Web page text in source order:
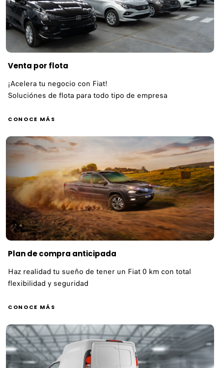
Venta por flota
¡Acelera tu negocio con Fiat!
Soluciónes de flota para todo tipo de empresa
CONOCE MÁS
Plan de compra anticipada
Haz realidad tu sueño de tener un Fiat 0 km con total
flexibilidad y seguridad
CONOCE MÁS